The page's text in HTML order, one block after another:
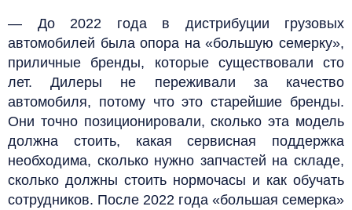
— До 2022 года в дистрибуции грузовых
автомобилей была опора на «большую семерку»,
приличные бренды, которые существовали сто
лет. Дилеры не переживали за качество
автомобиля, потому что это старейшие бренды.
Они точно позиционировали, сколько эта модель
должна стоить, какая сервисная поддержка
необходима, сколько нужно запчастей на складе,
сколько должны стоить нормочасы и как обучать
сотрудников. После 2022 года «большая семерка»